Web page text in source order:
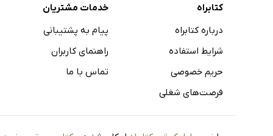
کتابراه
درباره کتابراه
شرایط استفاده
حریم خصوصی
فرصت‌های شغلی
خدمات مشتریان
پیام به پشتیبانی
راهنمای کاربران
تماس با ما